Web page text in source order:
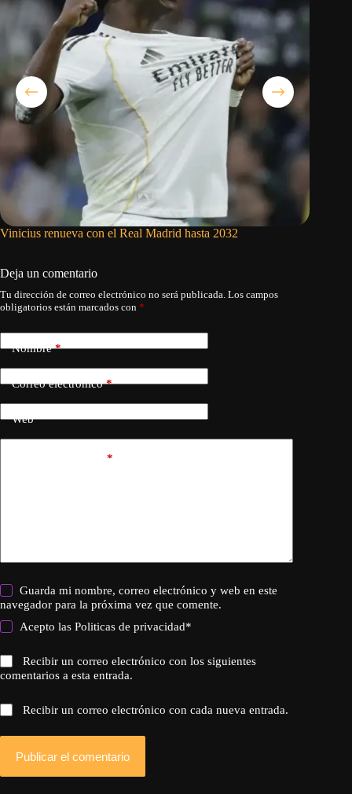
Vinicius renueva con el Real Madrid hasta 2032
Deja un comentario
Tu dirección de correo electrónico no será publicada. Los campos
obligatorios están marcados con *
Nombre*
Correo electrónico*
Web
*
Guarda mi nombre, correo electrónico y web en este
navegador para la próxima vez que comente.
Acepto lasPoliticas de privacidad*
Recibir un correo electrónico con los siguientes
comentarios a esta entrada.
Recibir un correo electrónico con cada nueva entrada.
Publicar el comentario